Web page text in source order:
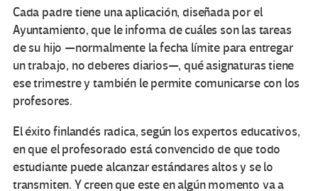
Cada padre tiene una aplicación, diseñada por el
Ayuntamiento, que le informa de cuáles son las tareas
de su hijo —normalmente la fecha límite para entregar
un trabajo, no deberes diarios—, qué asignaturas tiene
ese trimestre y también le permite comunicarse con los
profesores.
El éxito finlandés radica, según los expertos educativos,
en que el profesorado está convencido de que todo
estudiante puede alcanzar estándares altos y se lo
transmiten. Y creen que este en algún momento va a